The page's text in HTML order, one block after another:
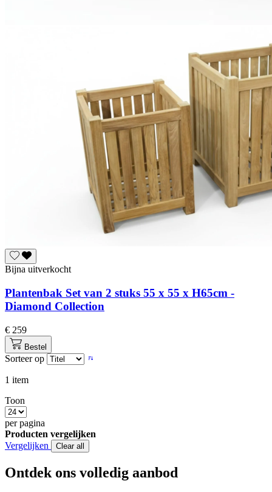
Bijna uitverkocht
Plantenbak Set van 2 stuks 55 x 55 x H65cm -
Diamond Collection
€ 259
Bestel
Sorteer op
1 item
Toon
per pagina
Producten vergelijken
Vergelijken
Clear all
Ontdek ons volledig aanbod